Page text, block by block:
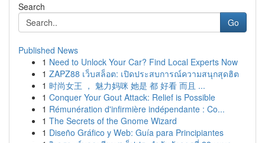
Search
Go
Published News
1 Need to Unlock Your Car? Find Local Experts Now
1 ZAPZ88 เว็บสล็อต: เปิดประสบการณ์ความสนุกสุดฮิต
1 时尚女王 ， 魅力妈咪 她是 都 好看 而且 ...
1 Conquer Your Gout Attack: Relief is Possible
1 Rémunération d'infirmière indépendante : Co...
1 The Secrets of the Gnome Wizard
1 Diseño Gráfico y Web: Guía para Principiantes